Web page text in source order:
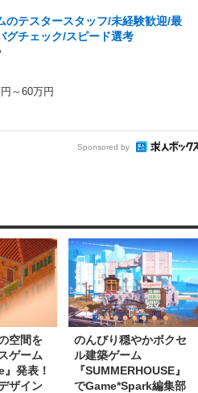
のテスタースタッフ/未経験歓迎/最
グチェック/スピード選考
～60万円
Sponsored by
空間を
ゲーム
発表！
ザイン
のんびり穏やかボクセ
ル建築ゲーム
『SUMMERHOUSE』
でGame*Spark編集部